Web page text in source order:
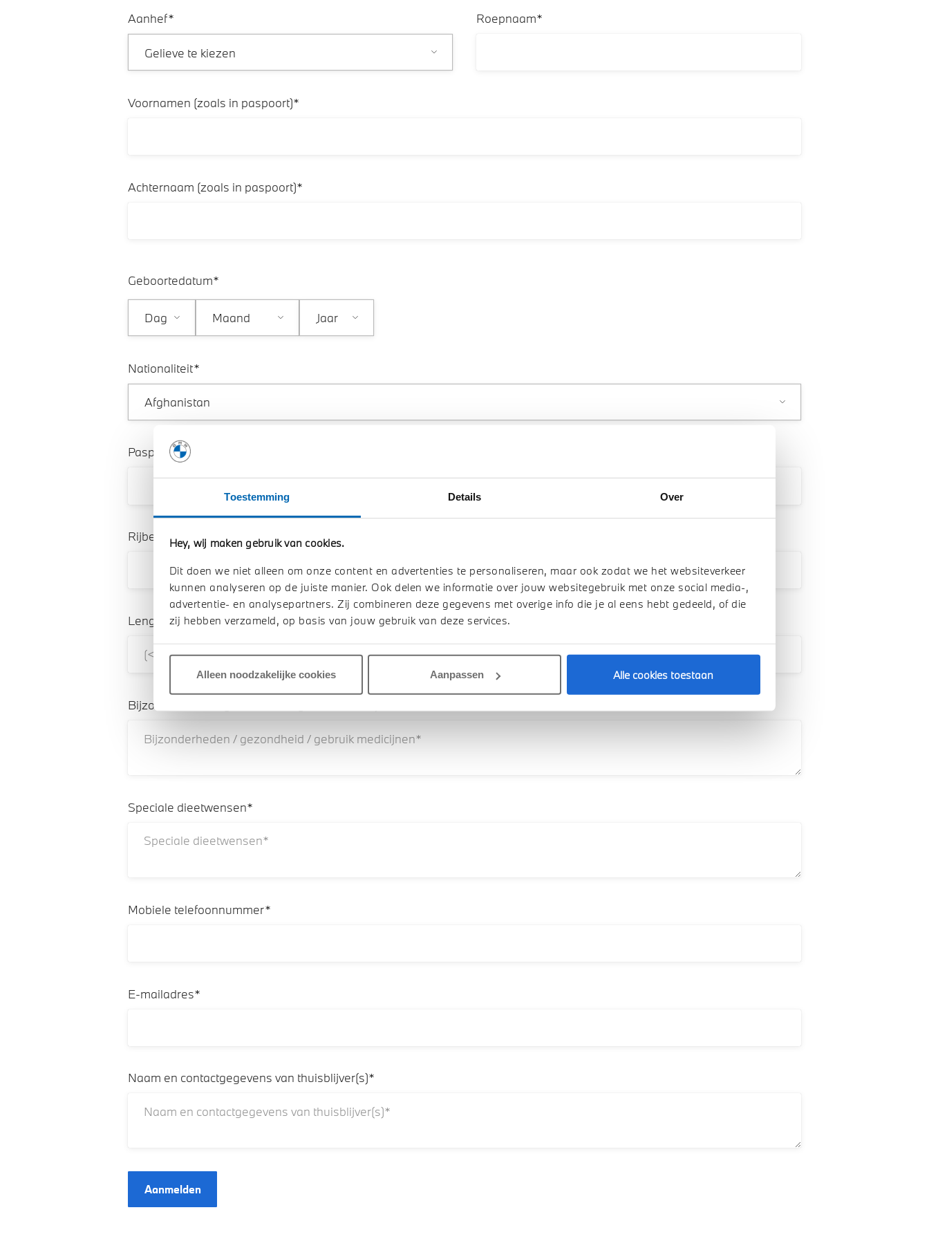
Toestemming Details Over
Hey, wij maken gebruik van cookies.
Dit doen we niet alleen om onze content en advertenties te personaliseren, maar ook zodat we het websiteverkeer
kunnen analyseren op de juiste manier. Ook delen we informatie over jouw websitegebruik met onze social media-,
advertentie- en analysepartners. Zij combineren deze gegevens met overige info die je al eens hebt gedeeld, of die
zij hebben verzameld, op basis van jouw gebruik van deze services.
Alleen noodzakelijke cookies Aanpassen Alle cookies toestaan
Aanhef* Roepnaam*
Voornamen (zoals in paspoort)*
Achternaam (zoals in paspoort)*
Geboortedatum*
Day
Nationaliteit*
Paspoort nummer* (buiten EU)
Rijbewijsnummer*
Lengte (in meters)* Gewicht (in kg)*
Bijzonderheden / gezondheid / gebruik medicijnen*
Speciale dieetwensen*
Mobiele telefoonnummer*
E-mailadres*
Naam en contactgegevens van thuisblijver(s)*
Aanmelden